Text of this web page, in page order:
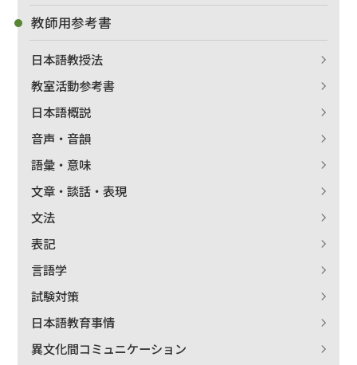
教師用参考書
日本語教授法
教室活動参考書
日本語概説
音声・音韻
語彙・意味
文章・談話・表現
文法
表記
言語学
試験対策
日本語教育事情
異文化間コミュニケーション